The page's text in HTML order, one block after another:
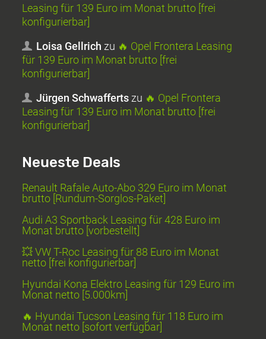
Leasing für 139 Euro im Monat brutto [frei
konfigurierbar]
Loisa Gellrich zu 🔥 Opel Frontera Leasing
für 139 Euro im Monat brutto [frei
konfigurierbar]
Jürgen Schwafferts zu 🔥 Opel Frontera
Leasing für 139 Euro im Monat brutto [frei
konfigurierbar]
Neueste Deals
Renault Rafale Auto-Abo 329 Euro im Monat
brutto [Rundum-Sorglos-Paket]
Audi A3 Sportback Leasing für 428 Euro im
Monat brutto [vorbestellt]
💥 VW T-Roc Leasing für 88 Euro im Monat
netto [frei konfigurierbar]
Hyundai Kona Elektro Leasing für 129 Euro im
Monat netto [5.000km]
🔥 Hyundai Tucson Leasing für 118 Euro im
Monat netto [sofort verfügbar]